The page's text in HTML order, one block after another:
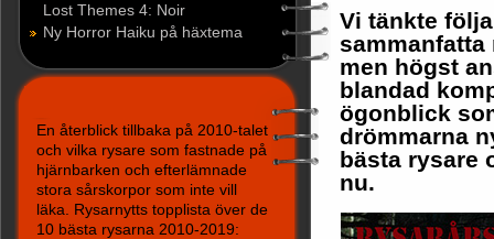
Lost Themes 4: Noir
Ny Horror Haiku på häxtema
En återblick tillbaka på 2010-talet
och vilka rysare som fastnade på
hjärnbarken och efterlämnade
stora sårskorpor som inte vill
läka. Rysarnytts topplista över de
10 bästa rysarna 2010-2019:
Vi tänkte
men högst
blandad
ögonblick
drömmarna
bästa rysare
nu.